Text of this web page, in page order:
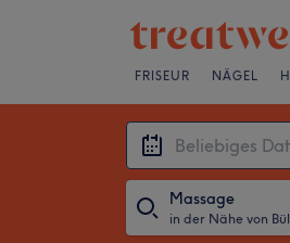
FRISEUR NÄGEL
Massage